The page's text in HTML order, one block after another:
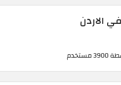
الاردن